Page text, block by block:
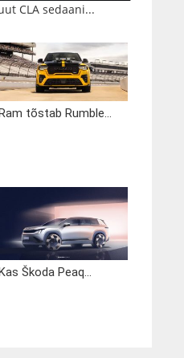
CLA sedaani...
Ram tõstab Rumble...
Škoda Peaq...